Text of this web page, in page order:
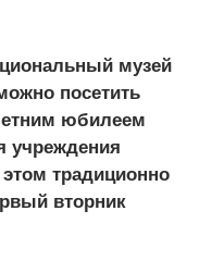
музей
посетить
юбилеем
учреждения
традиционно
вторник